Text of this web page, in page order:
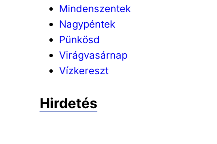
Mindenszentek
Nagypéntek
Pünkösd
Virágvasárnap
Vízkereszt
Hirdetés